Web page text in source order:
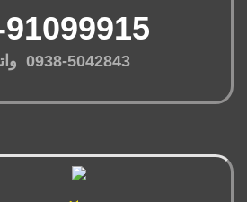
0938-5042843 واتساپ